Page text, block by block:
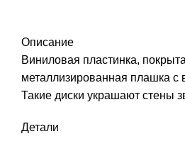
Описание
Виниловая пластинка,
металлизированная плашка
Такие диски украшают стены
Детали